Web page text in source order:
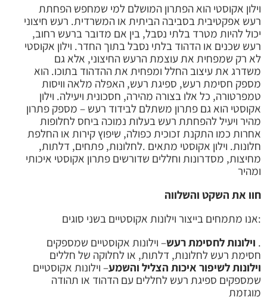
וילון אקוסטי הוא הפתרון המושלם למי שמחפש הפחתת
רעש אפקטיבית בסביבה הביתית או המשרדית. רעש חיצוני
יכול להיות מטרד בלתי נסבל, בין אם מדובר ברעש רחוב,
רעש שכנים או הדהוד בלתי נסבל בתוך החדר. וילון אקוסטי
לא רק שמפחית את עוצמת הרעש החיצוני, אלא גם
משדרג את עיצוב החלל ומפחית את ההדהוד בתוכו. הוא
מספק חסימת רעש, ספיגת רעש, האפלה מלאה וויסות
טמפרטורה, כל אלו בצורה מהירה, חסכונית ויעילה. וילון
אקוסטי הוא גם פתרון משתלם לבידוד רעש – מספק פתרון
מהיר ויעיל להפחתת רעש בעלות נמוכה ביחס לחלופות
אחרות כמו התקנת זכוכית כפולה, שיפוץ קירות או החלפת
חלונות. וילון אקוסטי מתאים .לחלונות, פתחים, דלתות,
מחיצות, מסדרונות וחללים שדורשים פתרון אקוסטי איכותי
ומהיר
חוו את השקט והשלווה
:אנו מתמחים בייצור וילונות אקוסטיים בשני סוגים
. וילונות לחסימת רעש– וילונות אקוסטיים שמספקים
חסימת רעש לחלונות, דלתות, או לחלוקה של חללים
וילונותלשיפור איכות הצליל והשמע– וילונות אקוסטיים
שמספקים ספיגת רעש לחללים עם הדהוד או תהודה
מוגזמת